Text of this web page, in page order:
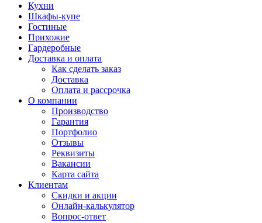
Кухни
Шкафы-купе
Гостиные
Прихожие
Гардеробные
Доставка и оплата
Как сделать заказ
Доставка
Оплата и рассрочка
О компании
Производство
Гарантия
Портфолио
Отзывы
Реквизиты
Вакансии
Карта сайта
Клиентам
Скидки и акции
Онлайн-калькулятор
Вопрос-ответ